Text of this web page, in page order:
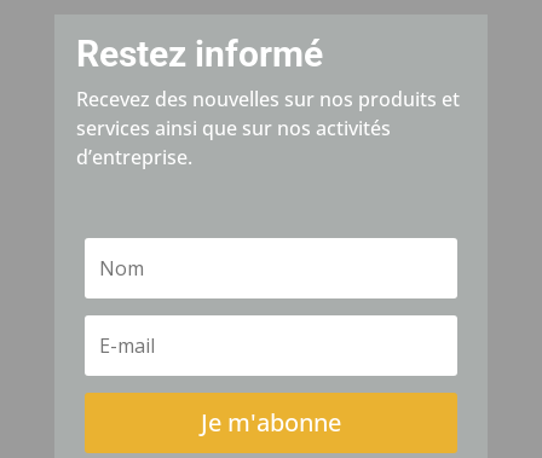
Restez informé
Recevez des nouvelles sur nos produits et
services ainsi que sur nos activités
d’entreprise.
Je m'abonne